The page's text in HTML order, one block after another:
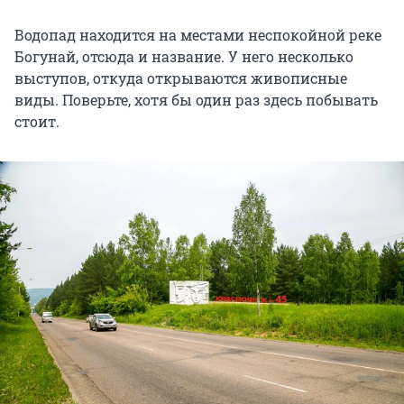
Водопад находится на местами неспокойной реке
Богунай, отсюда и название. У него несколько
выступов, откуда открываются живописные
виды. Поверьте, хотя бы один раз здесь побывать
стоит.